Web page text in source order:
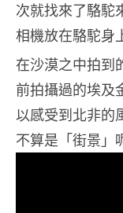
次就找來了駱駝
相機放在駱駝身
在沙漠之中拍到
前拍攝過的埃及
以感受到北非的
不算是「街景」